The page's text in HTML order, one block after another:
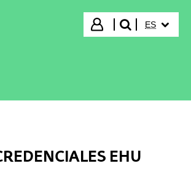
Iniciar sesión
buscar"
ES
EHU